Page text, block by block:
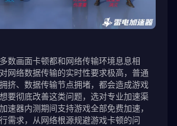
数画面卡顿都和网络传输环境息息相
网络数据传输的实时性要求极高，普通
挤、数据传输节点拥堵，都会造成游戏
要彻底改善这类问题，选对专业加速渠
速器内测期间支持游戏全部免费加速，
需求，从网络根源规避游戏卡顿的问